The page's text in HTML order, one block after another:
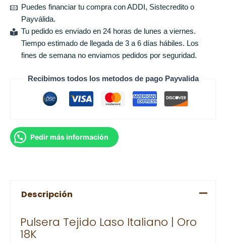
Puedes financiar tu compra con ADDI, Sistecredito o
Payválida.
Tu pedido es enviado en 24 horas de lunes a viernes.
Tiempo estimado de llegada de 3 a 6 días hábiles. Los
fines de semana no enviamos pedidos por seguridad.
Recibimos todos los metodos de pago Payvalida
Pedir más información
Descripción
Pulsera Tejido Laso Italiano | Oro
18K